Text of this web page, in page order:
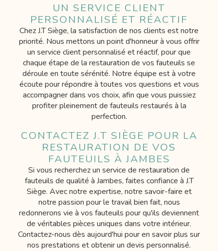
UN SERVICE CLIENT
PERSONNALISÉ ET RÉACTIF
Chez J.T Siège, la satisfaction de nos clients est notre
priorité. Nous mettons un point d'honneur à vous offrir
un service client personnalisé et réactif, pour que
chaque étape de la restauration de vos fauteuils se
déroule en toute sérénité. Notre équipe est à votre
écoute pour répondre à toutes vos questions et vous
accompagner dans vos choix, afin que vous puissiez
profiter pleinement de fauteuils restaurés à la
perfection.
CONTACTEZ J.T SIÈGE POUR LA
RESTAURATION DE VOS
FAUTEUILS À JAMBES
Si vous recherchez un service de restauration de
fauteuils de qualité à Jambes, faites confiance à J.T
Siège. Avec notre expertise, notre savoir-faire et
notre passion pour le travail bien fait, nous
redonnerons vie à vos fauteuils pour qu'ils deviennent
de véritables pièces uniques dans votre intérieur.
Contactez-nous dès aujourd'hui pour en savoir plus sur
nos prestations et obtenir un devis personnalisé.